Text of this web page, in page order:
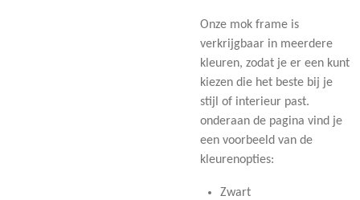
Onze mok frame is
verkrijgbaar in meerdere
kleuren, zodat je er een kunt
kiezen die het beste bij je
stijl of interieur past.
onderaan de pagina vind je
een voorbeeld van de
kleurenopties:
Zwart